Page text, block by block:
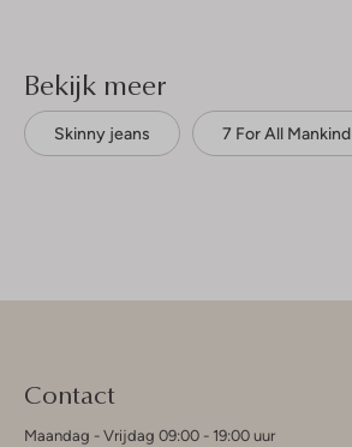
Bekijk meer
Skinny jeans 7 For All Mankind
Contact
Maandag - Vrijdag 09:00 - 19:00 uur